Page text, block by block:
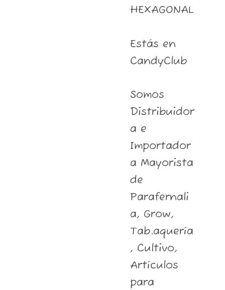
HEXAGONAL
Estás en
CandyClub
Somos
Distribuidor
a e
Importador
a Mayorista
de
Parafernali
a, Grow,
Tab.aquería
, Cultivo,
Artículos
para